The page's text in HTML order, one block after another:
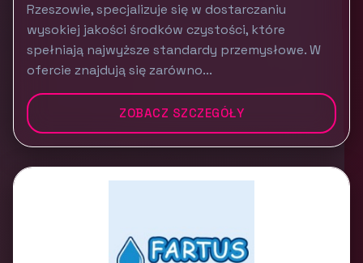
Rzeszowie, specjalizuje się w dostarczaniu
wysokiej jakości środków czystości, które
spełniają najwyższe standardy przemysłowe. W
ofercie znajdują się zarówno...
ZOBACZ SZCZEGÓŁY